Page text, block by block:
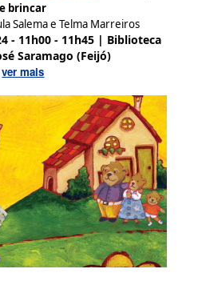
e brincar
Salema e Telma Marreiros
- 11h00 - 11h45 | Biblioteca
Saramago (Feijó)
ver mais